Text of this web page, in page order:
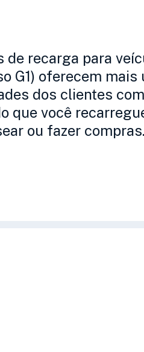
de recarga para
G1) oferecem
dos clientes
que você
ou fazer compras.